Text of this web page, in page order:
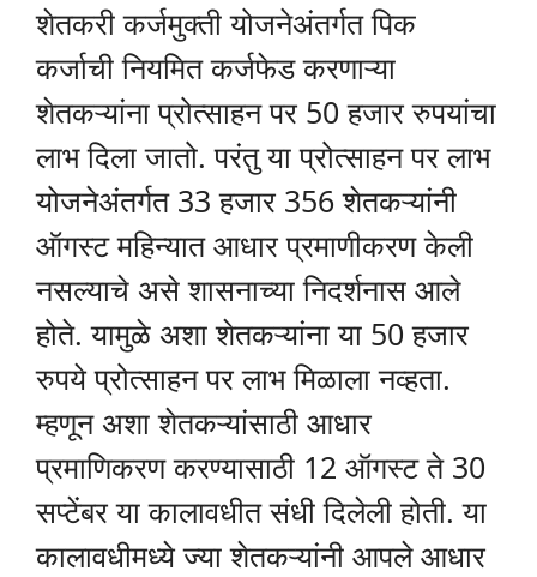
शेतकरी कर्जमुक्ती योजनेअंतर्गत पिक
कर्जाची नियमित कर्जफेड करणाऱ्या
शेतकऱ्यांना प्रोत्साहन पर 50 हजार रुपयांचा
लाभ दिला जातो. परंतु या प्रोत्साहन पर लाभ
योजनेअंतर्गत 33 हजार 356 शेतकऱ्यांनी
ऑगस्ट महिन्यात आधार प्रमाणीकरण केली
नसल्याचे असे शासनाच्या निदर्शनास आले
होते. यामुळे अशा शेतकऱ्यांना या 50 हजार
रुपये प्रोत्साहन पर लाभ मिळाला नव्हता.
म्हणून अशा शेतकऱ्यांसाठी आधार
प्रमाणिकरण करण्यासाठी 12 ऑगस्ट ते 30
सप्टेंबर या कालावधीत संधी दिलेली होती. या
कालावधीमध्ये ज्या शेतकऱ्यांनी आपले आधार